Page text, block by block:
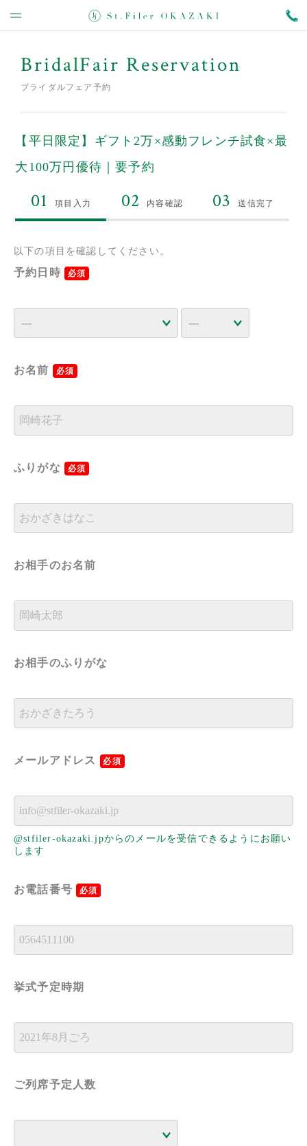
BridalFair Reservation
ブライダルフェア予約
【平日限定】ギフト2万×感動フレンチ試食×最
大100万円優待｜要予約
01 項目入力 02 内容確認 03 送信完了
以下の項目を確認してください。
予約日時 必須
お名前 必須
ふりがな 必須
お相手のお名前
お相手のふりがな
メールアドレス 必須
@stfiler-okazaki.jpからのメールを受信できるようにお願い
します
お電話番号 必須
挙式予定時期
ご列席予定人数